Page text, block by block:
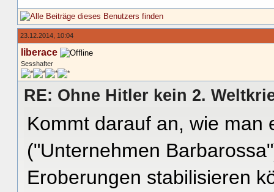
23.12.2014, 10:04
liberace
Sesshafter
RE: Ohne Hitler kein 2.
Kommt darauf an, wie man
("Unternehmen
Eroberungen stabilisieren